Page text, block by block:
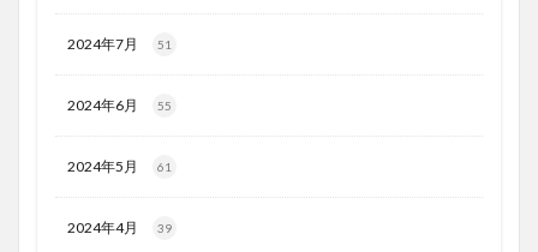
2024年7月 51
2024年6月 55
2024年5月 61
2024年4月 39